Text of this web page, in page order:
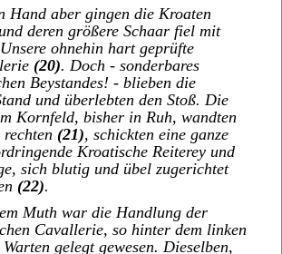
Hand aber gingen die Kroaten
deren größere Schaar fiel mit
ohnehin hart geprüfte
(20). Doch - sonderbares
Beystandes! - blieben die
und überlebten den Stoß. Die
Kornfeld, bisher in Ruh, wandten
(21), schickten eine ganze
Kroatische Reiterey und
sich blutig und übel zugerichtet
(22).
Muth war die Handlung der
Cavallerie, so hinter dem linken
gelegt gewesen. Dieselben,